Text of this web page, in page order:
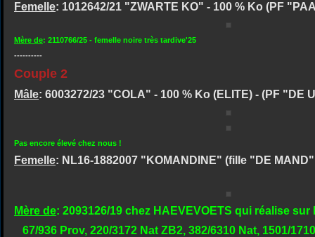
Femelle: 1012642/21 "ZWARTE KO" - 100 % Ko (PF
Mère de: 2110766/25 - femelle noire très tardive'25
----------
Couple 2
Mâle: 6003272/23 "COLA" - 100 % Ko (ELITE) - (PF "DE
Pas encore élevé chez nous !
Femelle: NL16-1882007 "KOMANDINE" (fille "DE
Mère de: 2093126/19 chez HAEVEVOETS qui réalise
67/936 Prov, 220/3172 Nat ZB2, 382/6310 Nat, 1501/